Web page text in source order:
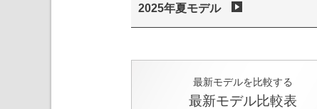
2025年夏モデル
最新モデルを比較する
最新モデル比較表